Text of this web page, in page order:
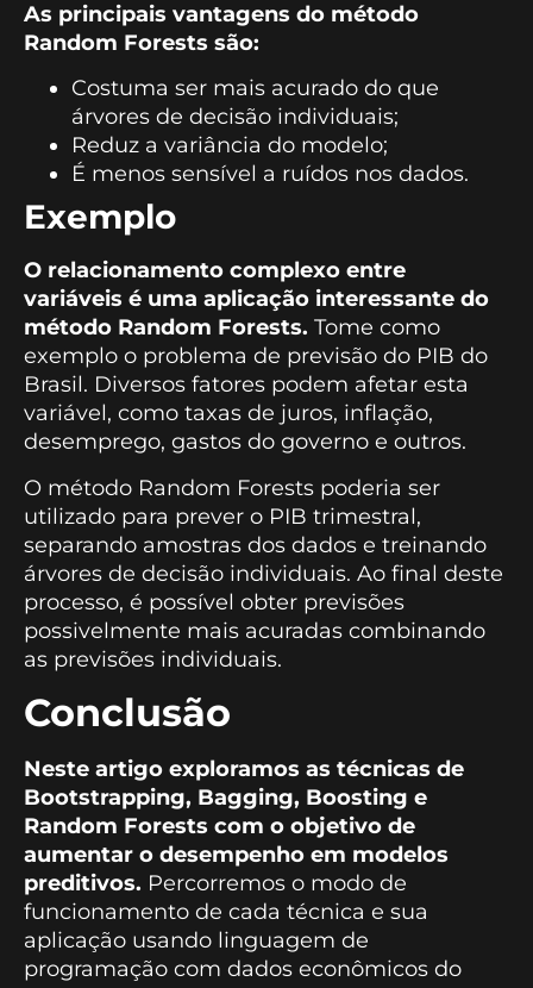
As principais vantagens do método
Random Forests são:
Costuma ser mais acurado do que
árvores de decisão individuais;
Reduz a variância do modelo;
É menos sensível a ruídos nos dados.
Exemplo
O relacionamento complexo entre
variáveis é uma aplicação interessante do
método Random Forests. Tome como
exemplo o problema de previsão do PIB do
Brasil. Diversos fatores podem afetar esta
variável, como taxas de juros, inflação,
desemprego, gastos do governo e outros.
O método Random Forests poderia ser
utilizado para prever o PIB trimestral,
separando amostras dos dados e treinando
árvores de decisão individuais. Ao final deste
processo, é possível obter previsões
possivelmente mais acuradas combinando
as previsões individuais.
Conclusão
Neste artigo exploramos as técnicas de
Bootstrapping, Bagging, Boosting e
Random Forests com o objetivo de
aumentar o desempenho em modelos
preditivos. Percorremos o modo de
funcionamento de cada técnica e sua
aplicação usando linguagem de
programação com dados econômicos do